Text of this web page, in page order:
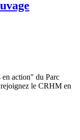
action" du Parc
le CRHM en